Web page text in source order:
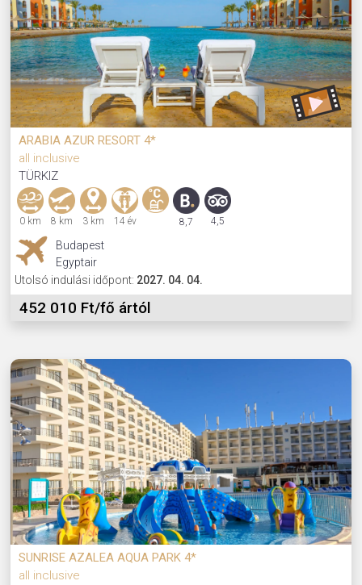
ARABIA AZUR RESORT 4*
all inclusive
TÜRKIZ
0 km 8 km 3 km 14 év 8,7 4,5
Budapest
Egyptair
Utolsó indulási időpont: 2027. 04. 04.
452 010 Ft/fő ártól
SUNRISE AZALEA AQUA PARK 4*
all inclusive